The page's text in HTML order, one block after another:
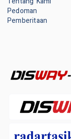
Pedoman
Pemberitaan